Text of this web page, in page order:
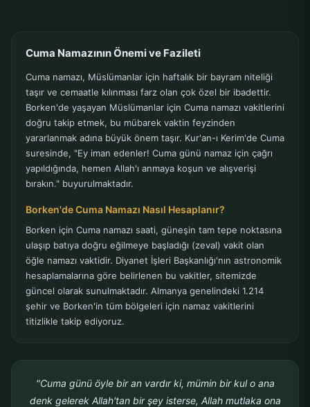
Cuma Namazının Önemi ve Fazileti
Cuma namazı, Müslümanlar için haftalık bir bayram niteliği
taşır ve cemaatle kılınması farz olan çok özel bir ibadettir.
Borken'de yaşayan Müslümanlar için Cuma namazı vakitlerini
doğru takip etmek, bu mübarek vaktin feyzinden
yararlanmak adına büyük önem taşır. Kur'an-ı Kerim'de Cuma
suresinde, "Ey iman edenler! Cuma günü namaz için çağrı
yapıldığında, hemen Allah'ı anmaya koşun ve alışverişi
bırakın." buyurulmaktadır.
Borken'de Cuma Namazı Nasıl Hesaplanır?
Borken için Cuma namazı saati, güneşin tam tepe noktasına
ulaşıp batıya doğru eğilmeye başladığı (zeval) vakit olan
öğle namazı vaktidir. Diyanet İşleri Başkanlığı'nın astronomik
hesaplamalarına göre belirlenen bu vakitler, sitemizde
güncel olarak sunulmaktadır. Almanya genelindeki 1.214
şehir ve Borken'in tüm bölgeleri için namaz vakitlerini
titizlikle takip ediyoruz.
"Cuma günü öyle bir an vardır ki, mümin bir kul o ana
denk gelerek Allah'tan bir şey isterse, Allah mutlaka ona